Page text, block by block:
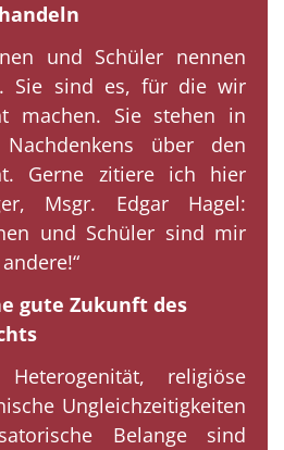
und Schüler nennen
Sie sind es, für die wir
machen. Sie stehen in
über den
Gerne zitiere ich hier
Msgr. Edgar Hagel:
und Schüler sind mir
gute Zukunft des
Heterogenität, religiöse
Ungleichzeitigkeiten
Belange sind